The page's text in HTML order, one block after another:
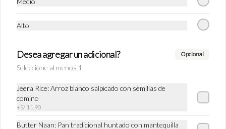
Tea Chai
Tradicional bebida de las calles de India
S/ 16.90
Alto
Desea agregar un adicional? Opcional
Seleccione al menos 1
Jeera Rice: Arroz blanco salpicado con semillas de
comino
+S/ 11.90
Butter Naan: Pan tradicional huntado con mantequilla